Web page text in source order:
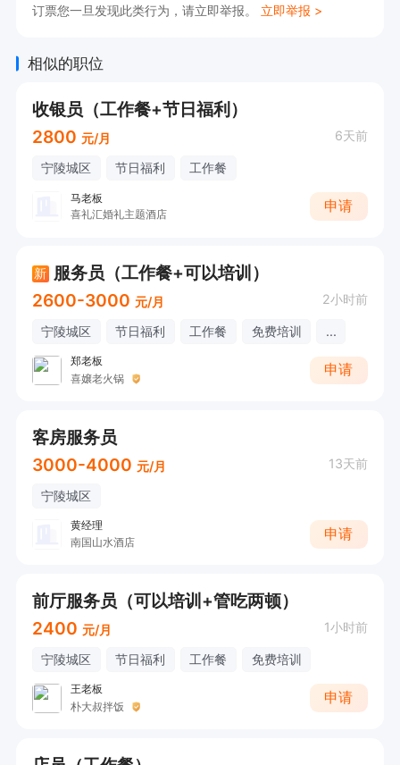
订票您一旦发现此类行为，请立即举报。 立即举报 >
相似的职位
收银员（工作餐+节日福利）
2800 元/月 6天前
宁陵城区 节日福利 工作餐
马老板
喜礼汇婚礼主题酒店
申请
新 服务员（工作餐+可以培训）
2600-3000 元/月 2小时前
宁陵城区 节日福利 工作餐 免费培训 ...
郑老板
喜嬢老火锅
申请
客房服务员
3000-4000 元/月 13天前
宁陵城区
黄经理
南国山水酒店
申请
前厅服务员（可以培训+管吃两顿）
2400 元/月 1小时前
宁陵城区 节日福利 工作餐 免费培训
王老板
朴大叔拌饭
申请